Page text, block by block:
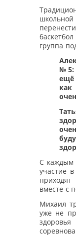
группа
№5:
ещё
как
С каждым
участие
вместе с
Михаил
уже не